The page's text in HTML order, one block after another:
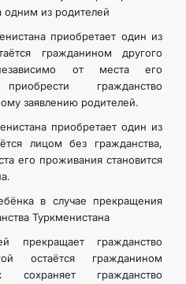
одним из родителей
приобретает один из
гражданином другого
от места его
гражданство
заявлению родителей.
приобретает один из
лицом без гражданства,
его проживания становится
в случае прекращения
Туркменистана
прекращает гражданство
остаётся гражданином
сохраняет гражданство